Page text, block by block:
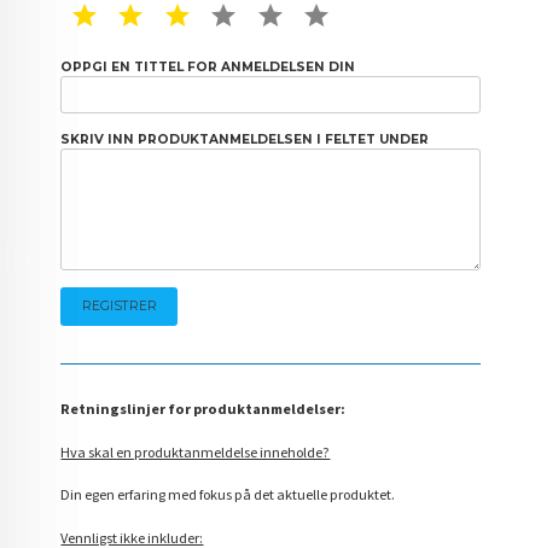
1 STAR2 STAR3 STAR4 STAR5 STAR
OPPGI EN TITTEL FOR ANMELDELSEN DIN
SKRIV INN PRODUKTANMELDELSEN I FELTET UNDER
Retningslinjer for produktanmeldelser:
Hva skal en produktanmeldelse inneholde?
Din egen erfaring med fokus på det aktuelle produktet.
Vennligst ikke inkluder: